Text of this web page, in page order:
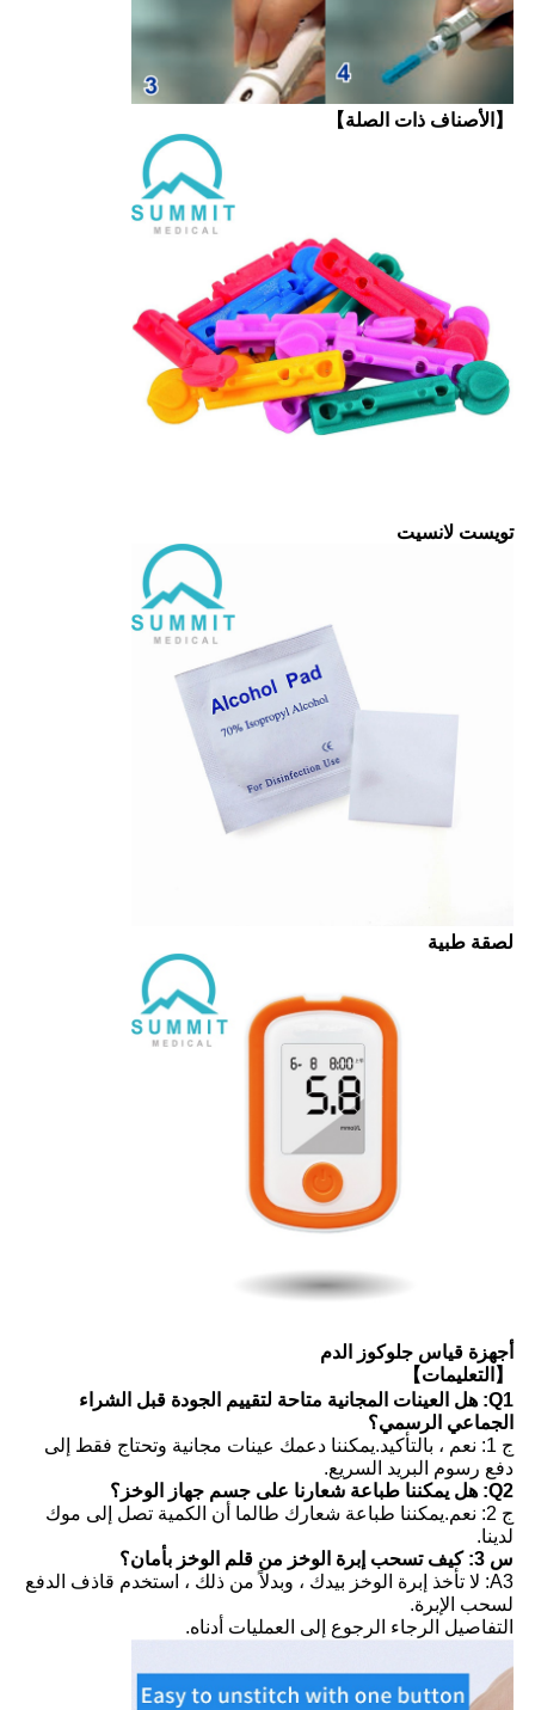
【الأصناف ذات الصلة】
تويست لانسيت
لصقة طبية
أجهزة قياس جلوكوز الدم
【التعليمات】
Q1: هل العينات المجانية متاحة لتقييم الجودة قبل الشراء
الجماعي الرسمي؟
ج 1: نعم ، بالتأكيد.يمكننا دعمك عينات مجانية وتحتاج فقط إلى
دفع رسوم البريد السريع.
Q2: هل يمكننا طباعة شعارنا على جسم جهاز الوخز؟
ج 2: نعم.يمكننا طباعة شعارك طالما أن الكمية تصل إلى موك
لدينا.
س 3: كيف تسحب إبرة الوخز من قلم الوخز بأمان؟
A3: لا تأخذ إبرة الوخز بيدك ، وبدلاً من ذلك ، استخدم قاذف الدفع
لسحب الإبرة.
التفاصيل الرجاء الرجوع إلى العمليات أدناه.